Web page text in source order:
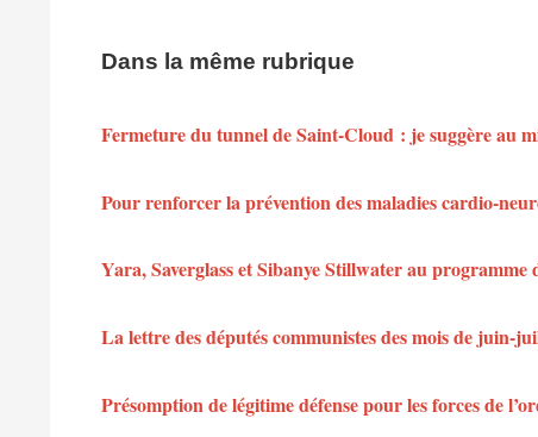
Dans la même rubrique
Fermeture du tunnel de Saint-Cloud : je suggère au
Pour renforcer la prévention des maladies cardio-
Yara, Saverglass et Sibanye Stillwater au
La lettre des députés communistes des mois de juin-
Présomption de légitime défense pour les forces de